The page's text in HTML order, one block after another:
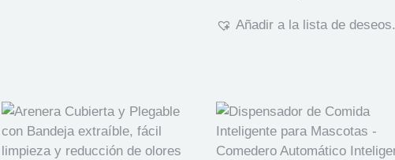
Añadir a la lista de deseos.